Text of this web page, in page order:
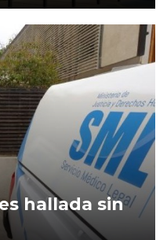
hallada sin